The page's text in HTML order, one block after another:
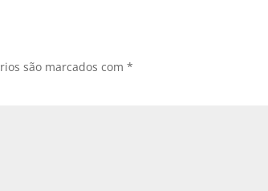
são marcados com*